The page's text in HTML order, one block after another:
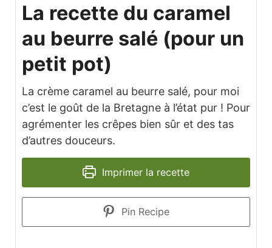
La recette du caramel
au beurre salé (pour un
petit pot)
La crème caramel au beurre salé, pour moi
c’est le goût de la Bretagne à l’état pur ! Pour
agrémenter les crêpes bien sûr et des tas
d’autres douceurs.
Imprimer la recette
Pin Recipe